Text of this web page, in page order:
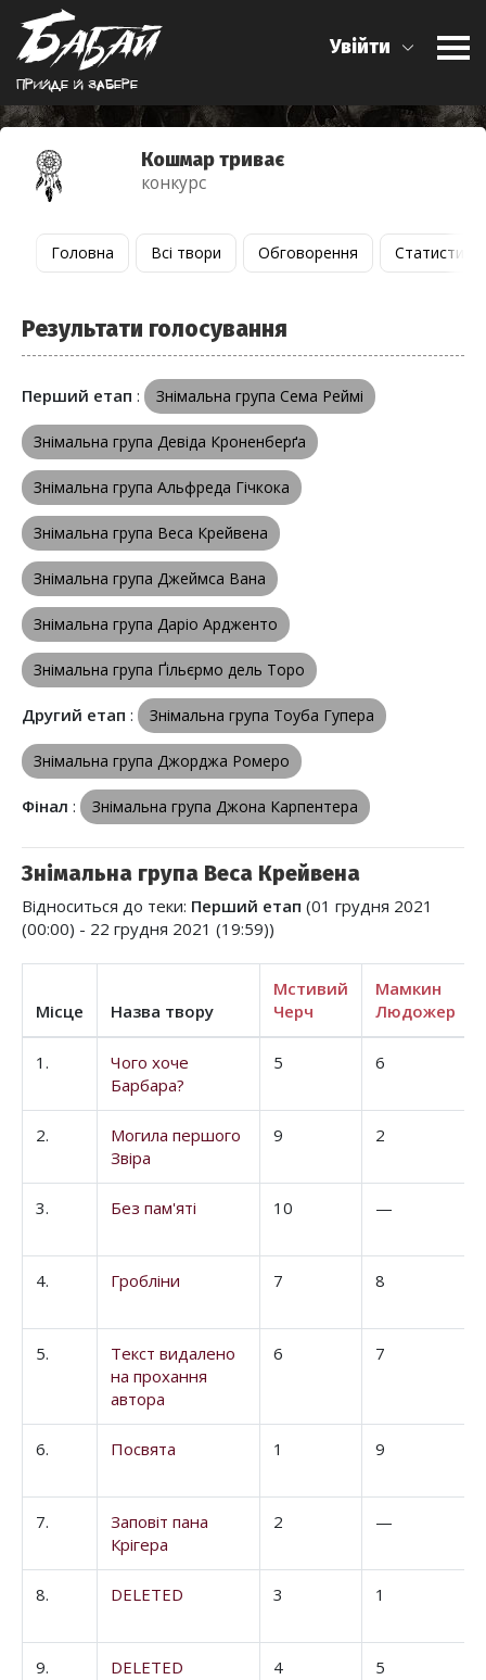
Прийде й забере
Увійти
Кошмар триває
конкурс
Головна Всі твори Обговорення Статистика
Результати голосування
Перший етап : Знімальна група Сема Реймі
Знімальна група Девіда Кроненберґа
Знімальна група Альфреда Гічкока
Знімальна група Веса Крейвена
Знімальна група Джеймса Вана
Знімальна група Даріо Ардженто
Знімальна група Ґільєрмо дель Торо
Другий етап : Знімальна група Тоуба Гупера
Знімальна група Джорджа Ромеро
Фінал : Знімальна група Джона Карпентера
Знімальна група Веса Крейвена
Відноситься до теки: Перший етап (01 грудня 2021
(00:00) - 22 грудня 2021 (19:59))
Місце Назва твору
Мстивий
Черч
Мамкин
Людожер
1.
Чого хоче
Барбара?
5 6
2.
Могила першого
Звіра
9 2
3. Без пам'яті 10 —
4. Гробліни 7 8
5.
Текст видалено
на прохання
автора
6 7
6. Посвята 1 9
7.
Заповіт пана
Крігера
2 —
8. DELETED 3 1
9. DELETED 4 5